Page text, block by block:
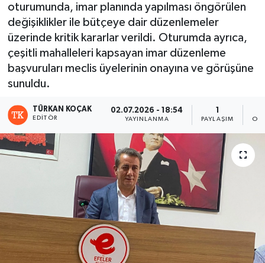
oturumunda, imar planında yapılması öngörülen
değişiklikler ile bütçeye dair düzenlemeler
üzerinde kritik kararlar verildi. Oturumda ayrıca,
çeşitli mahalleleri kapsayan imar düzenleme
başvuruları meclis üyelerinin onayına ve görüşüne
sunuldu.
TÜRKAN KOÇAK
EDITÖR
02.07.2026 - 18:54
YAYINLANMA PAYLAŞIM